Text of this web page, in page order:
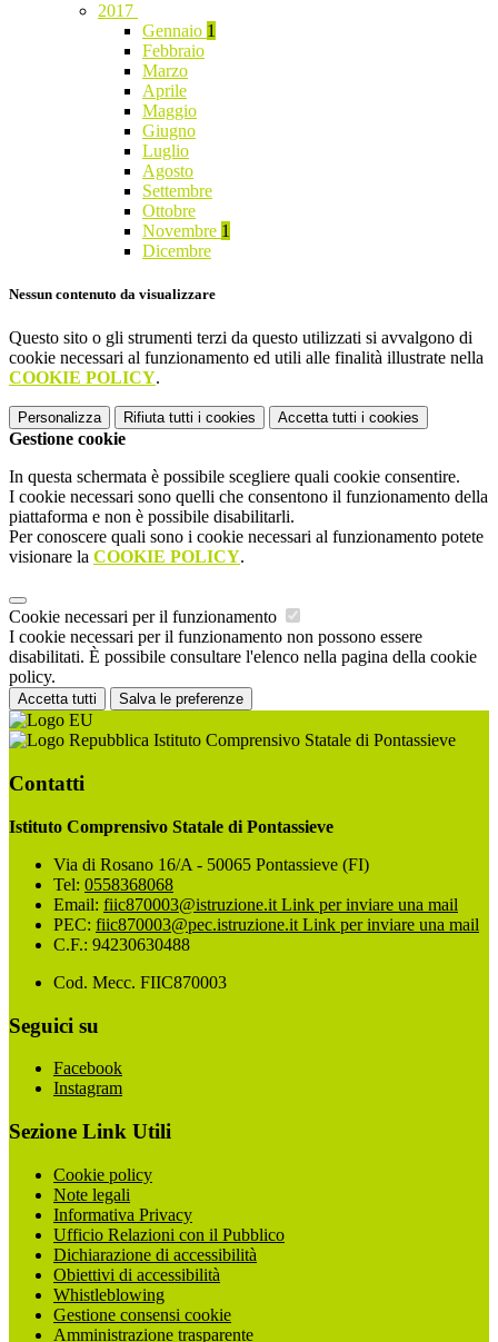
2017
Gennaio 1
Febbraio
Marzo
Aprile
Maggio
Giugno
Luglio
Agosto
Settembre
Ottobre
Novembre 1
Dicembre
Nessun contenuto da visualizzare
Questo sito o gli strumenti terzi da questo utilizzati si avvalgono di
cookie necessari al funzionamento ed utili alle finalità illustrate nella
COOKIE POLICY.
Personalizza Rifiuta tutti i cookies Accetta tutti i cookies
Gestione cookie
In questa schermata è possibile scegliere quali cookie consentire.
I cookie necessari sono quelli che consentono il funzionamento della
piattaforma e non è possibile disabilitarli.
Per conoscere quali sono i cookie necessari al funzionamento potete
visionare la COOKIE POLICY.
Cookie necessari per il funzionamento
I cookie necessari per il funzionamento non possono essere
disabilitati. È possibile consultare l'elenco nella pagina della cookie
policy.
Accetta tutti Salva le preferenze
Istituto Comprensivo Statale di Pontassieve
Contatti
Istituto Comprensivo Statale di Pontassieve
Via di Rosano 16/A - 50065 Pontassieve (FI)
Tel: 0558368068
Email: fiic870003@istruzione.it Link per inviare una mail
PEC: fiic870003@pec.istruzione.it Link per inviare una mail
C.F.: 94230630488
Cod. Mecc. FIIC870003
Seguici su
Facebook
Instagram
Sezione Link Utili
Cookie policy
Note legali
Informativa Privacy
Ufficio Relazioni con il Pubblico
Dichiarazione di accessibilità
Obiettivi di accessibilità
Whistleblowing
Gestione consensi cookie
Amministrazione trasparente